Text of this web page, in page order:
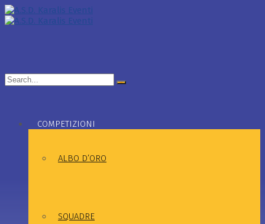
Search
for:
COMPETIZIONI
ALBO D’ORO
SQUADRE